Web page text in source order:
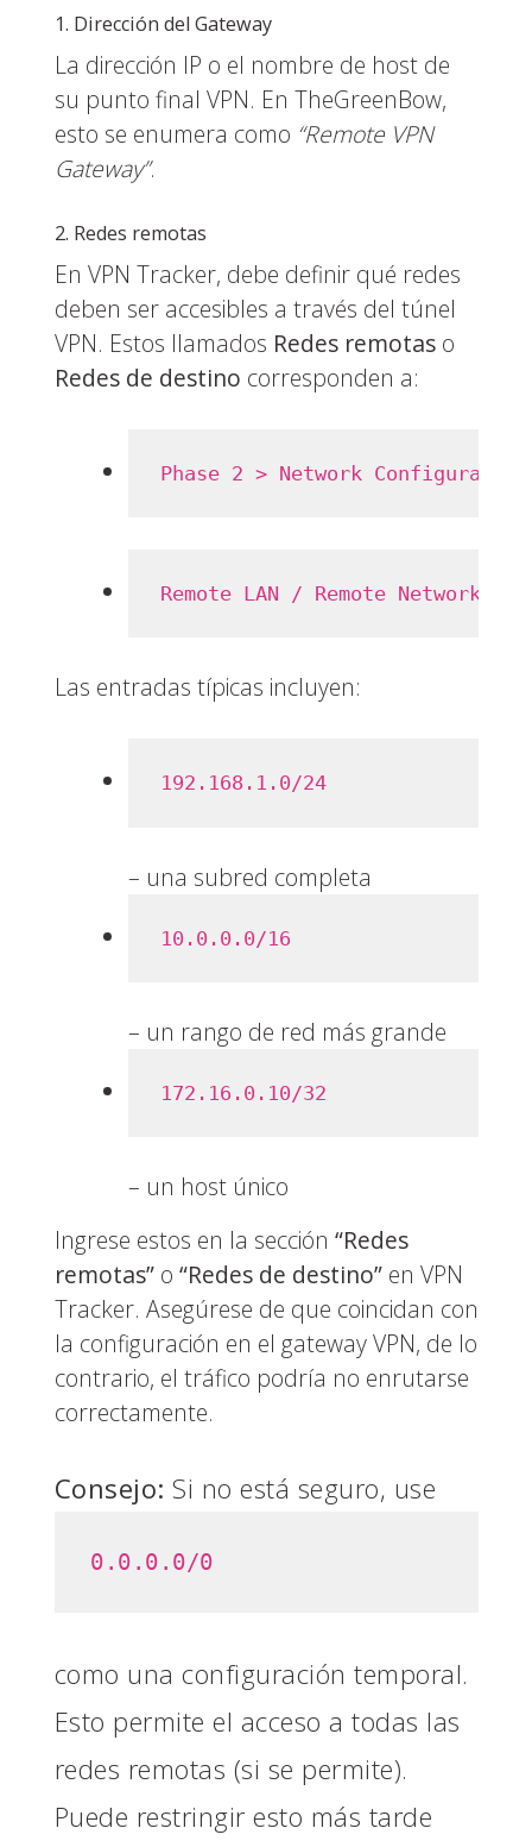
1. Dirección del Gateway
La dirección IP o el nombre de host de
su punto final VPN. En TheGreenBow,
esto se enumera como “Remote VPN
Gateway”.
2. Redes remotas
En VPN Tracker, debe definir qué redes
deben ser accesibles a través del túnel
VPN. Estos llamados Redes remotaso
Redes de destino corresponden a:
Phase 2 > Network Configuration
Remote LAN / Remote Network
Las entradas típicas incluyen:
192.168.1.0/24
– una subred completa
10.0.0.0/16
– un rango de red más grande
172.16.0.10/32
– un host único
Ingrese estos en la sección “Redes
remotas”o “Redes de destino”en VPN
Tracker. Asegúrese de que coincidan con
la configuración en el gateway VPN, de lo
contrario, el tráfico podría no enrutarse
correctamente.
Consejo: Si no está seguro, use
0.0.0.0/0
como una configuración temporal.
Esto permite el acceso a todas las
redes remotas (si se permite).
Puede restringir esto más tarde